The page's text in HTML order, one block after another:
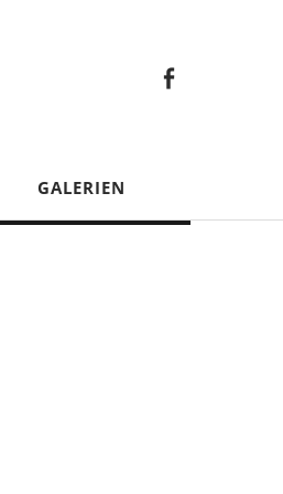
GALERIEN